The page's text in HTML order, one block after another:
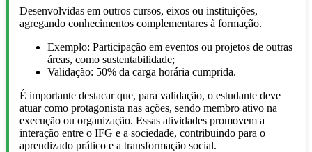
Desenvolvidas em outros cursos, eixos ou instituições,
agregando conhecimentos complementares à formação.
Exemplo: Participação em eventos ou projetos de outras
áreas, como sustentabilidade;
Validação: 50% da carga horária cumprida.
É importante destacar que, para validação, o estudante deve
atuar como protagonista nas ações, sendo membro ativo na
execução ou organização. Essas atividades promovem a
interação entre o IFG e a sociedade, contribuindo para o
aprendizado prático e a transformação social.